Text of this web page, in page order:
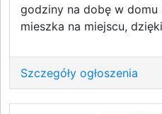
godziny na dobę w domu
mieszka na miejscu,
Szczegóły ogłoszenia